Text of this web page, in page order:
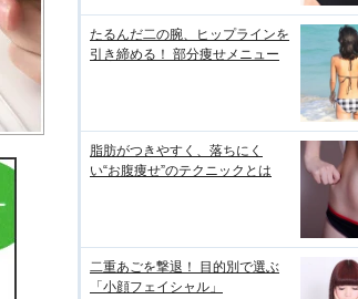
たるんだ二の腕、ヒップラインを
引き締める！ 部分痩せメニュー
脂肪がつきやすく、落ちにく
い“お腹痩せ”のテクニックとは
二重あごを撃退！ 目的別で選ぶ
「小顔フェイシャル」